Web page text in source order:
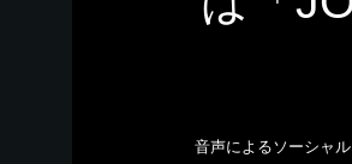
音声によるソーシャ